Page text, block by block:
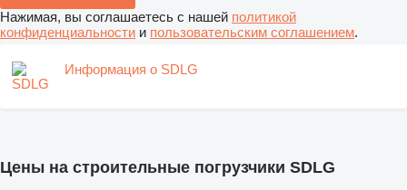
Нажимая, вы соглашаетесь с нашей политикой
конфиденциальности и пользовательским соглашением.
Информация о SDLG
Цены на строительные погрузчики SDLG